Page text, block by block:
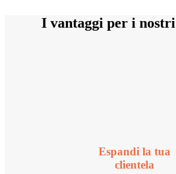
I vantaggi per i nostri
Espandi la tua
clientela